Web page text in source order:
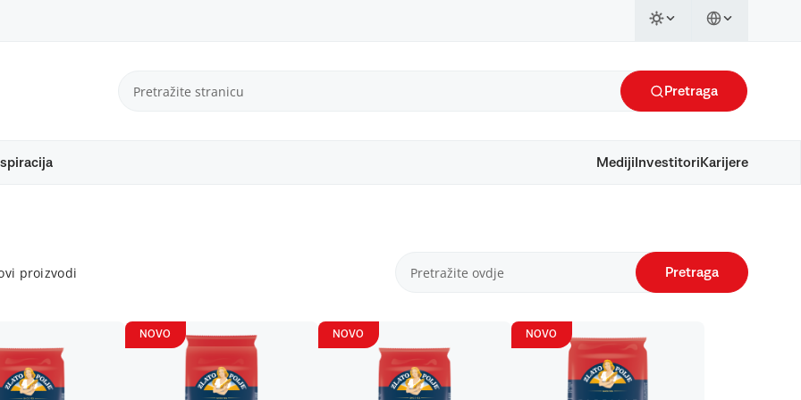
Pretraga
Mediji Investitori Karijere
proizvodi Pretraga
NOVO NOVO NOVO